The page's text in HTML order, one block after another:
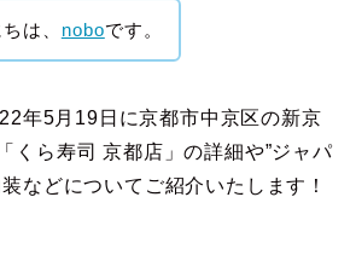
は、 noboです。
年5月19日に京都市中京区の新京
くら寿司 京都店」の詳細や”ジャパ
などについてご紹介いたします！